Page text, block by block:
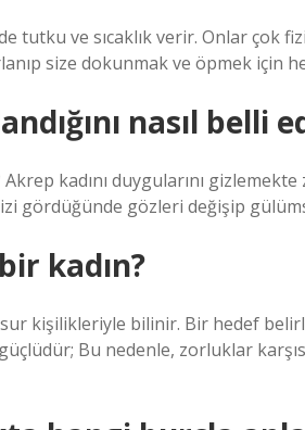
tutku ve sıcaklık verir. Onlar çok
size dokunmak ve öpmek için
nasıl belli
kadını duygularını
gördüğünde gözleri değişip
kadın?
kişilikleriyle bilinir. Bir hedef
Bu nedenle, zorluklar